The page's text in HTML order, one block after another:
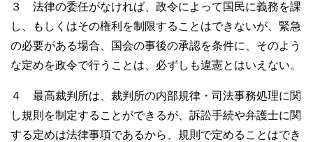
３ 法律の委任がなければ、政令によって国民に義務を課
し、もしくはその権利を制限することはできないが、緊急
の必要がある場合、国会の事後の承認を条件に、そのよう
な定めを政令で行うことは、必ずしも違憲とはいえない。
４ 最高裁判所は、裁判所の内部規律・司法事務処理に関
し規則を制定することができるが、訴訟手続や弁護士に関
する定めは法律事項であるから、規則で定めることはでき